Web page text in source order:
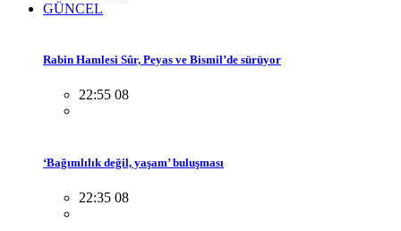
GÜNCEL
Rabin Hamlesi Sûr, Peyas ve Bismil’de sürüyor
22:55 08
‘Bağımlılık değil, yaşam’ buluşması
22:35 08